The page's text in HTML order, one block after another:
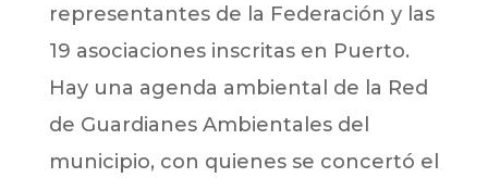
representantes de la Federación y las
19 asociaciones inscritas en Puerto.
Hay una agenda ambiental de la Red
de Guardianes Ambientales del
municipio, con quienes se concertó el